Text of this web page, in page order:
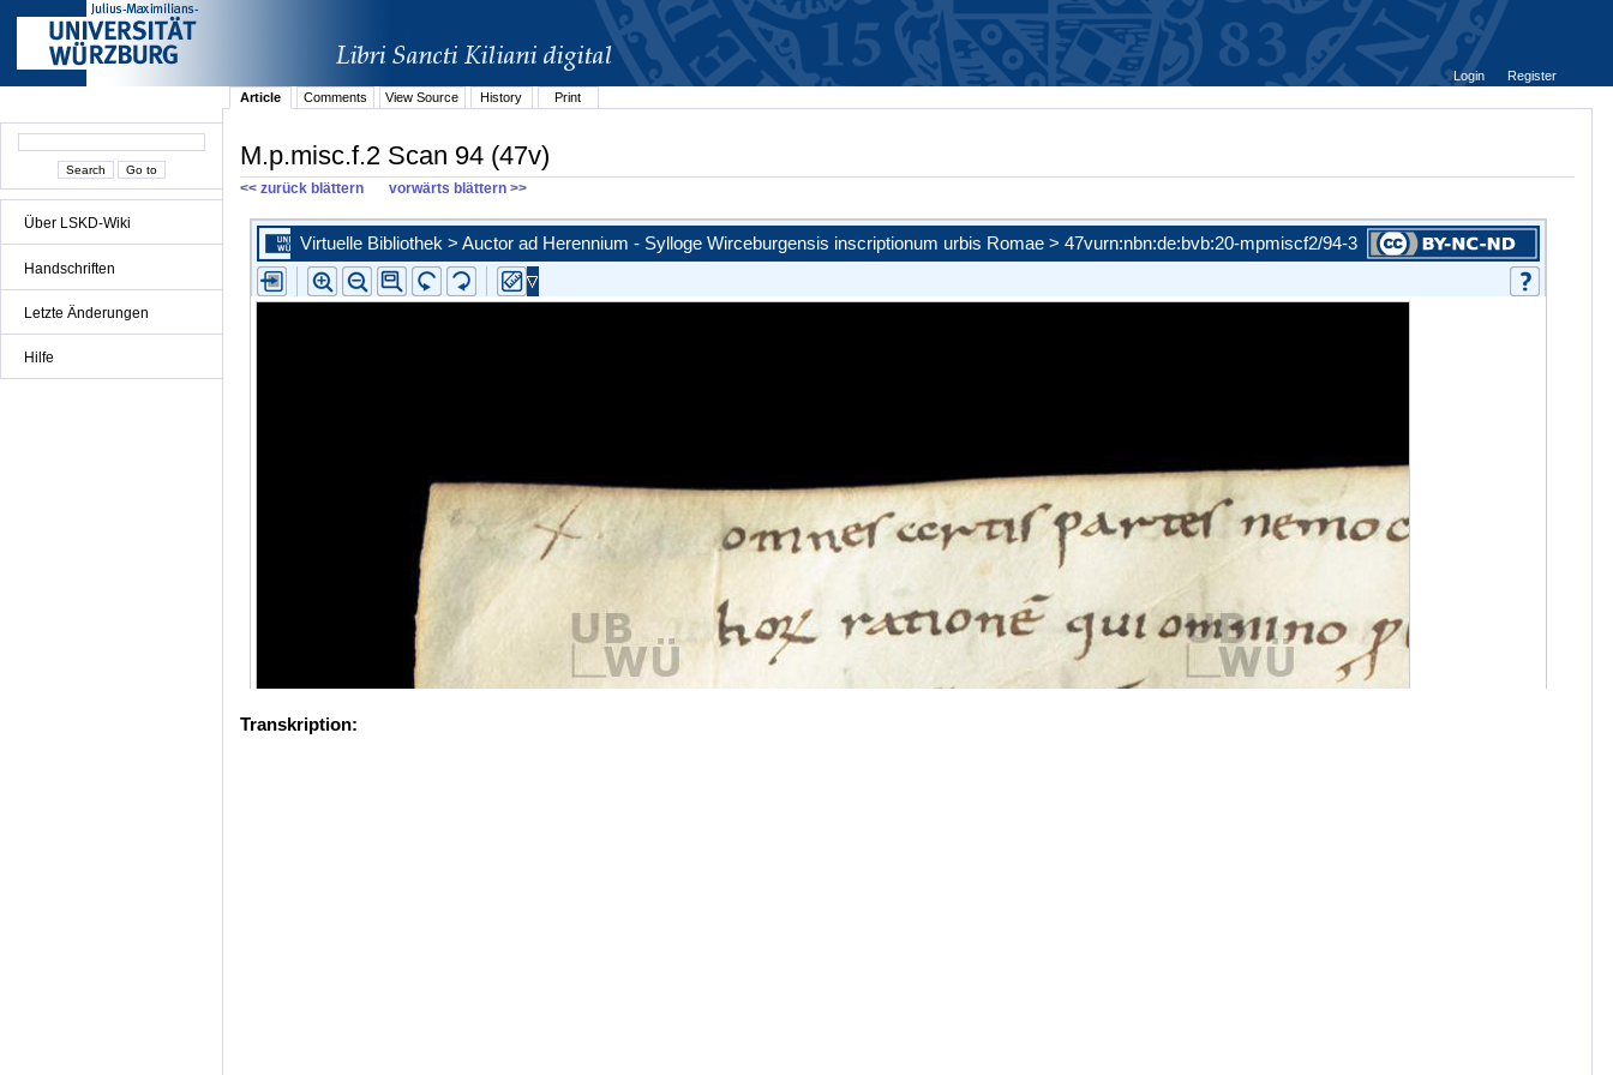
Über LSKD-Wiki
Handschriften
Letzte Änderungen
Hilfe
Login
Register
Article
Comments View Source History Print
M.p.misc.f.2 Scan 94 (47v)
<< zurück blättern vorwärts blättern >>
Transkription: